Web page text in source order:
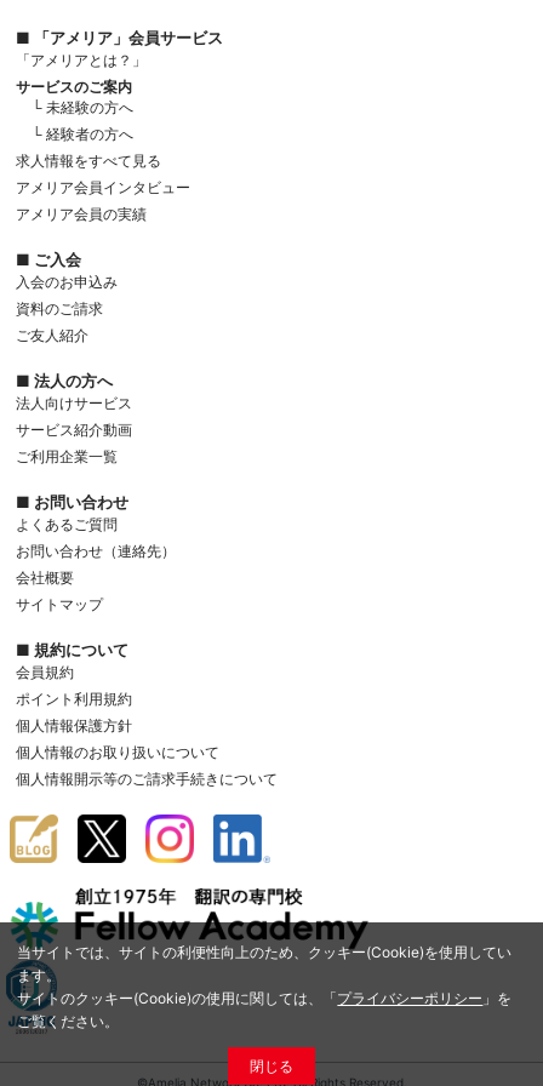
当サイトでは、サイトの利便性向上のため、クッキー(Cookie)を使用してい
ます。
サイトのクッキー(Cookie)の使用に関しては、「プライバシーポリシー 」を
ご覧ください。
閉じる
■ 「アメリア」会員サービス
「アメリアとは？」
サービスのご案内
└ 未経験の方へ
└ 経験者の方へ
求人情報をすべて見る
アメリア会員インタビュー
アメリア会員の実績
■ ご入会
入会のお申込み
資料のご請求
ご友人紹介
■ 法人の方へ
法人向けサービス
サービス紹介動画
ご利用企業一覧
■ お問い合わせ
よくあるご質問
お問い合わせ（連絡先）
会社概要
サイトマップ
■ 規約について
会員規約
ポイント利用規約
個人情報保護方針
個人情報のお取り扱いについて
個人情報開示等のご請求手続きについて
©Amelia Network Co.,Ltd. All Rights Reserved.